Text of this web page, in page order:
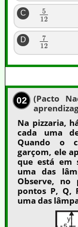
C
5
12
D
7
12
02
(Pacto
Na pizzaria,
cada uma
Quando o
garçom, ele
que está em
uma das
Observe, no
pontos P, Q,
uma das